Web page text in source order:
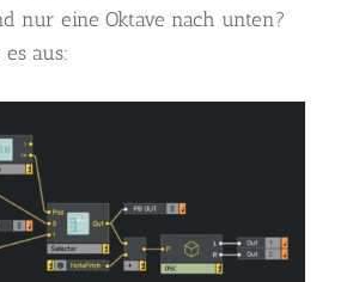
nur eine Oktave nach unten?
aus: